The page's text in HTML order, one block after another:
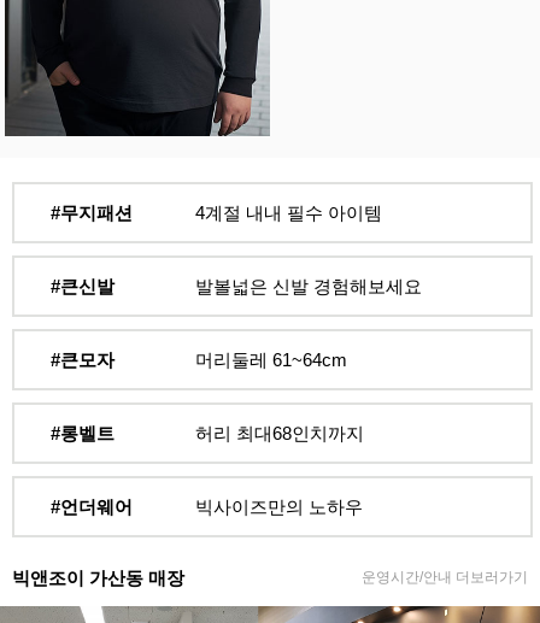
#무지패션 4계절 내내 필수 아이템
#큰신발 발볼넓은 신발 경험해보세요
#큰모자 머리둘레 61~64cm
#롱벨트 허리 최대68인치까지
#언더웨어 빅사이즈만의 노하우
빅앤조이 가산동 매장 운영시간/안내 더보러가기